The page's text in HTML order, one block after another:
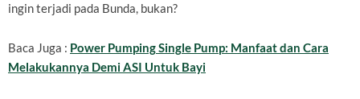
ingin terjadi pada Bunda, bukan?
Baca Juga : Power Pumping Single Pump: Manfaat dan Cara
Melakukannya Demi ASI Untuk Bayi